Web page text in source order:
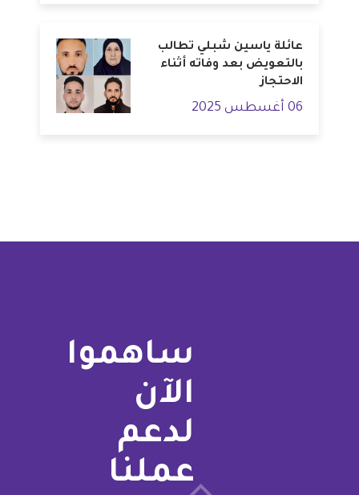
عائلة ياسين شبلي تطالب
بالتعويض بعد وفاته أثناء
الاحتجاز
06 أغسطس 2025
ساهموا
الآن
لدعم
عملنا